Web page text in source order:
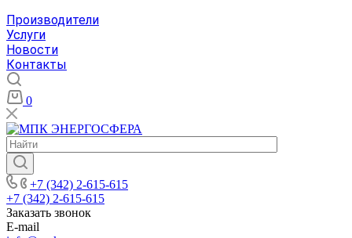
Производители
Услуги
Новости
Контакты
0
+7 (342) 2-615-615
+7 (342) 2-615-615
Заказать звонок
E-mail